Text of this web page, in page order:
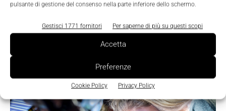
pulsante di gestione del consenso nella parte inferiore dello schermo.
Gestisci 1771 fornitori Per saperne di più su questi scopi
Accetta
Preferenze
Cookie Policy Privacy Policy
TI POTREBBERO INTERESSARE ⇢